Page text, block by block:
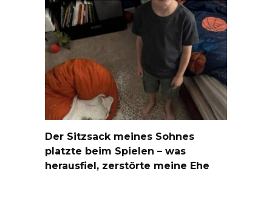
Der Sitzsack meines Sohnes
platzte beim Spielen – was
herausfiel, zerstörte meine Ehe